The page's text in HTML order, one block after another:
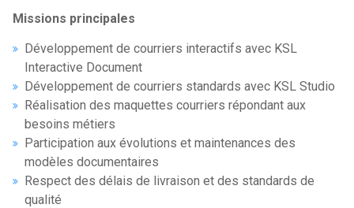
Missions principales
Développement de courriers interactifs avec KSL
Interactive Document
Développement de courriers standards avec KSL Studio
Réalisation des maquettes courriers répondant aux
besoins métiers
Participation aux évolutions et maintenances des
modèles documentaires
Respect des délais de livraison et des standards de
qualité